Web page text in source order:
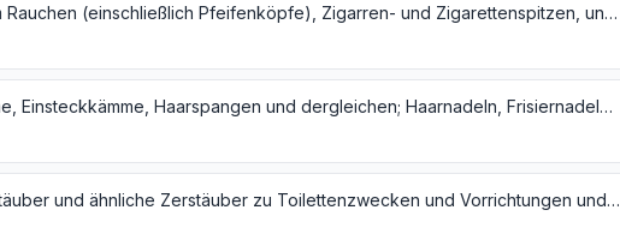
Pfeifen zum Rauchen (einschließlich Pfeifenköpfe), Zigarren- und Zigarettenspitzen, und Teile davon
Frisierkämme, Einsteckkämme, Haarspangen und dergleichen; Haarnadeln, Frisiernadeln, Haarklammern, Lockenwickler und ähnliche Waren, ausgenommen Waren der Position 8516, und Teile davon
Parfümzerstäuber und ähnliche Zerstäuber zu Toilettenzwecken und Vorrichtungen und Köpfe dafür; Puderquasten und Kissen, zum Auftragen von Kosmetik- oder Körperpflegemitteln